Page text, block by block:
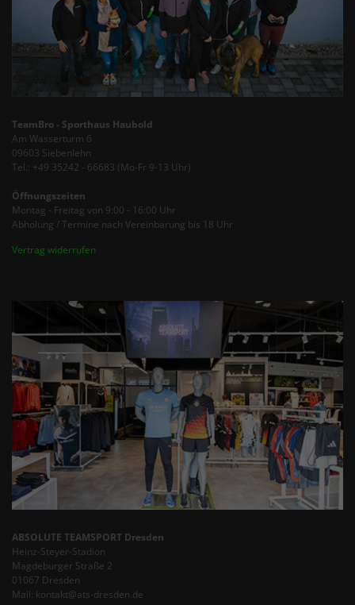
TeamBro - Sporthaus Haubold
Am Wasserturm 6
09603 Siebenlehn
Tel.: +49 35242 - 66683 (Mo-Fr 9-13 Uhr)
Öffnungszeiten
Montag - Freitag von 9:00 - 16:00 Uhr
Abholung / Termine nach Vereinbarung bis 18 Uhr
Vertrag widerrufen
ABSOLUTE TEAMSPORT Dresden
Heinz-Steyer-Stadion
Magdeburger Straße 2
01067 Dresden
Mail: kontakt@ats-dresden.de